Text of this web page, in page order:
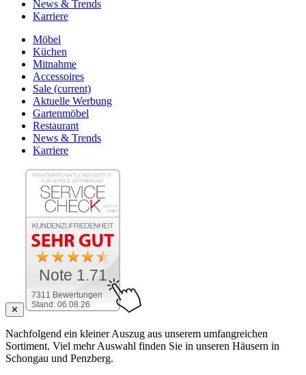
News & Trends
Karriere
Möbel
Küchen
Mitnahme
Accessoires
Sale (current)
Aktuelle Werbung
Gartenmöbel
Restaurant
News & Trends
Karriere
✕
7311 Bewertungen
Stand: 06.08.26
Note 1.71
Nachfolgend ein kleiner Auszug aus unserem umfangreichen
Sortiment. Viel mehr Auswahl finden Sie in unseren Häusern in
Schongau und Penzberg.